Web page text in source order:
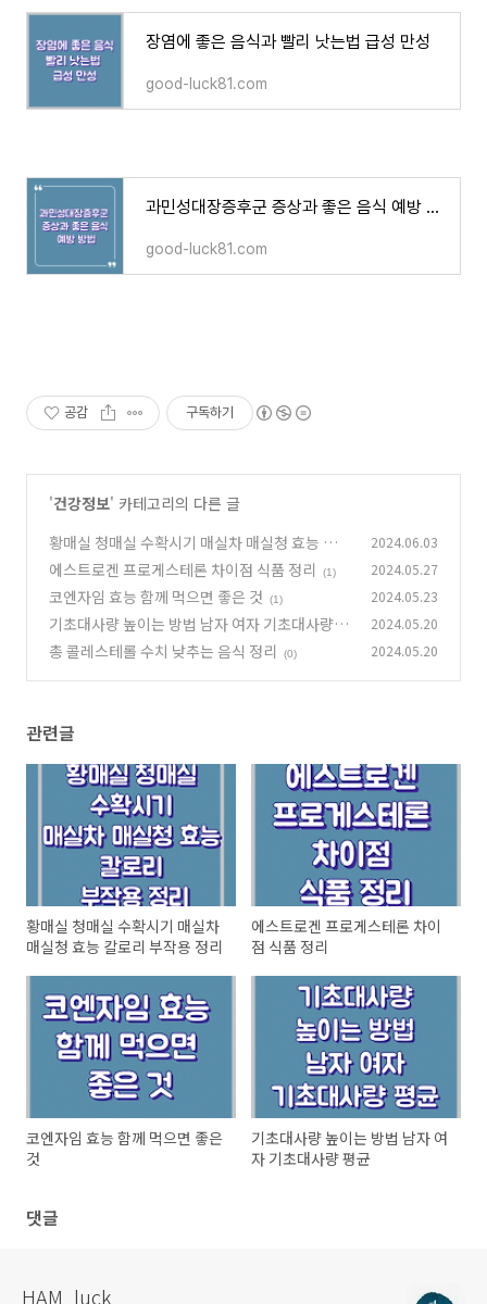
장염에 좋은 음식과 빨리 낫는법 급성 만성
good-luck81.com
과민성대장증후군 증상과 좋은 음식 예방 방법
good-luck81.com
공감 구독하기
'건강정보' 카테고리의 다른 글
황매실 청매실 수확시기 매실차 매실청 효능 칼로
리 부작용 정리 (1)
2024.06.03
에스트로겐 프로게스테론 차이점 식품 정리 (1) 2024.05.27
코엔자임 효능 함께 먹으면 좋은 것 (1) 2024.05.23
기초대사량 높이는 방법 남자 여자 기초대사량 평
균
(0)
2024.05.20
총 콜레스테롤 수치 낮추는 음식 정리 (0) 2024.05.20
관련글
황매실 청매실 수확시기 매실차
매실청 효능 칼로리 부작용 정리
에스트로겐 프로게스테론 차이
점 식품 정리
코엔자임 효능 함께 먹으면 좋은
것
기초대사량 높이는 방법 남자 여
자 기초대사량 평균
댓글
HAM_luck